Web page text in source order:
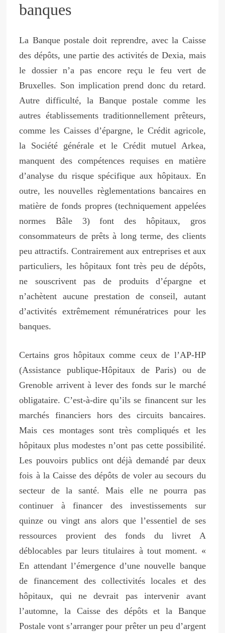
banques
La Banque postale doit reprendre, avec la Caisse
des dépôts, une partie des activités de Dexia, mais
le dossier n’a pas encore reçu le feu vert de
Bruxelles. Son implication prend donc du retard.
Autre difficulté, la Banque postale comme les
autres établissements traditionnellement prêteurs,
comme les Caisses d’épargne, le Crédit agricole,
la Société générale et le Crédit mutuel Arkea,
manquent des compétences requises en matière
d’analyse du risque spécifique aux hôpitaux. En
outre, les nouvelles règlementations bancaires en
matière de fonds propres (techniquement appelées
normes Bâle 3) font des hôpitaux, gros
consommateurs de prêts à long terme, des clients
peu attractifs. Contrairement aux entreprises et aux
particuliers, les hôpitaux font très peu de dépôts,
ne souscrivent pas de produits d’épargne et
n’achètent aucune prestation de conseil, autant
d’activités extrêmement rémunératrices pour les
banques.
Certains gros hôpitaux comme ceux de l’AP-HP
(Assistance publique-Hôpitaux de Paris) ou de
Grenoble arrivent à lever des fonds sur le marché
obligataire. C’est-à-dire qu’ils se financent sur les
marchés financiers hors des circuits bancaires.
Mais ces montages sont très compliqués et les
hôpitaux plus modestes n’ont pas cette possibilité.
Les pouvoirs publics ont déjà demandé par deux
fois à la Caisse des dépôts de voler au secours du
secteur de la santé. Mais elle ne pourra pas
continuer à financer des investissements sur
quinze ou vingt ans alors que l’essentiel de ses
ressources provient des fonds du livret A
déblocables par leurs titulaires à tout moment. «
En attendant l’émergence d’une nouvelle banque
de financement des collectivités locales et des
hôpitaux, qui ne devrait pas intervenir avant
l’automne, la Caisse des dépôts et la Banque
Postale vont s’arranger pour prêter un peu d’argent